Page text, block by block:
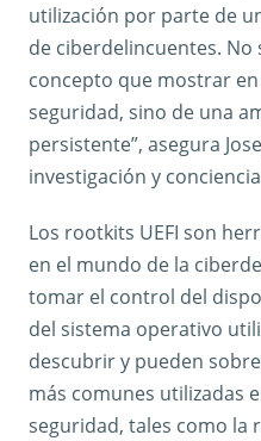
utilización por parte de
de ciberdelincuentes.
concepto que mostrar
seguridad, sino de una
persistente”, asegura
investigación y
Los rootkits UEFI son
en el mundo de la
tomar el control del
del sistema operativo
descubrir y pueden
más comunes utilizadas
seguridad, tales como la